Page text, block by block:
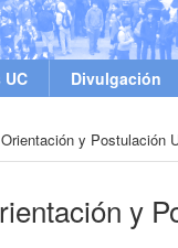
Divulgación
y Postulación
y